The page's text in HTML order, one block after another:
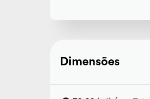
Dimensões